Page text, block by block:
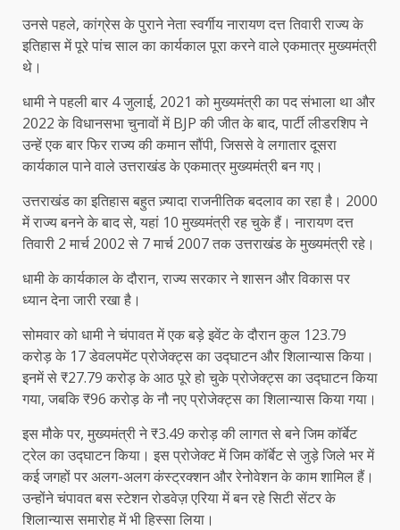
उनसे पहले, कांग्रेस के पुराने नेता स्वर्गीय नारायण दत्त तिवारी राज्य के
इतिहास में पूरे पांच साल का कार्यकाल पूरा करने वाले एकमात्र मुख्यमंत्री
थे।
धामी ने पहली बार 4 जुलाई, 2021 को मुख्यमंत्री का पद संभाला था और
2022 के विधानसभा चुनावों में BJP की जीत के बाद, पार्टी लीडरशिप ने
उन्हें एक बार फिर राज्य की कमान सौंपी, जिससे वे लगातार दूसरा
कार्यकाल पाने वाले उत्तराखंड के एकमात्र मुख्यमंत्री बन गए।
उत्तराखंड का इतिहास बहुत ज़्यादा राजनीतिक बदलाव का रहा है। 2000
में राज्य बनने के बाद से, यहां 10 मुख्यमंत्री रह चुके हैं। नारायण दत्त
तिवारी 2 मार्च 2002 से 7 मार्च 2007 तक उत्तराखंड के मुख्यमंत्री रहे।
धामी के कार्यकाल के दौरान, राज्य सरकार ने शासन और विकास पर
ध्यान देना जारी रखा है।
सोमवार को धामी ने चंपावत में एक बड़े इवेंट के दौरान कुल 123.79
करोड़ के 17 डेवलपमेंट प्रोजेक्ट्स का उद्घाटन और शिलान्यास किया।
इनमें से ₹27.79 करोड़ के आठ पूरे हो चुके प्रोजेक्ट्स का उद्घाटन किया
गया, जबकि ₹96 करोड़ के नौ नए प्रोजेक्ट्स का शिलान्यास किया गया।
इस मौके पर, मुख्यमंत्री ने ₹3.49 करोड़ की लागत से बने जिम कॉर्बेट
ट्रेल का उद्घाटन किया। इस प्रोजेक्ट में जिम कॉर्बेट से जुड़े जिले भर में
कई जगहों पर अलग-अलग कंस्ट्रक्शन और रेनोवेशन के काम शामिल हैं।
उन्होंने चंपावत बस स्टेशन रोडवेज़ एरिया में बन रहे सिटी सेंटर के
शिलान्यास समारोह में भी हिस्सा लिया।